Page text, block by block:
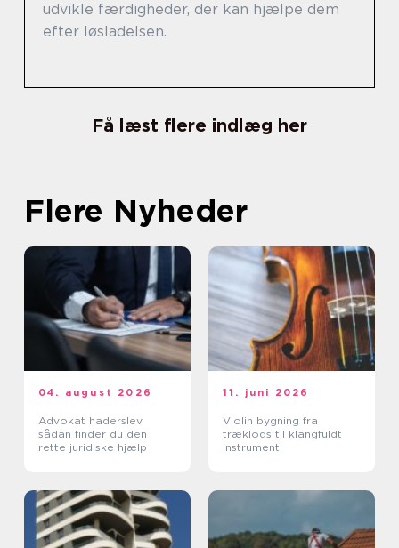
udvikle færdigheder, der kan hjælpe dem
efter løsladelsen.
Få læst flere indlæg her
Flere Nyheder
04. august 2026
Advokat haderslev
sådan finder du den
rette juridiske hjælp
11. juni 2026
Violin bygning fra
træklods til klangfuldt
instrument